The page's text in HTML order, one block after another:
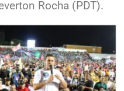
Rocha (PDT).